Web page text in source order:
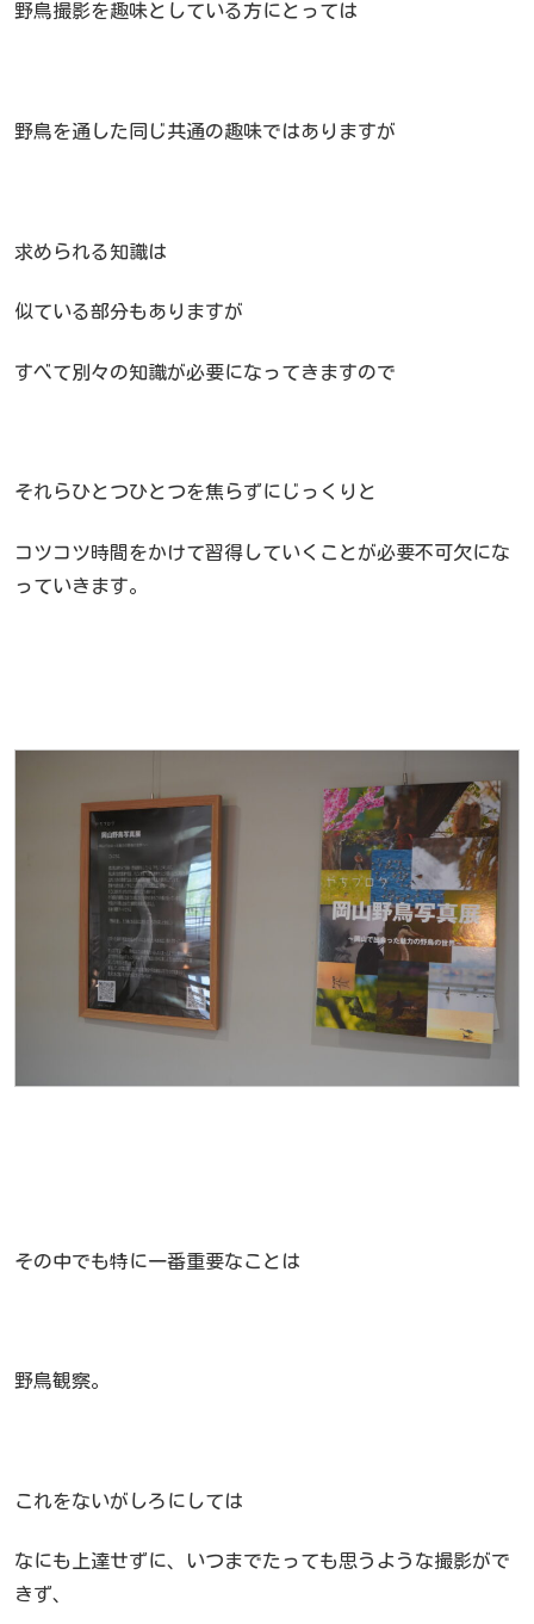
野鳥撮影を趣味としている方にとっては
野鳥を通した同じ共通の趣味ではありますが
求められる知識は
似ている部分もありますが
すべて別々の知識が必要になってきますので
それらひとつひとつを焦らずにじっくりと
コツコツ時間をかけて習得していくことが必要不可欠にな
っていきます。
その中でも特に一番重要なことは
野鳥観察。
これをないがしろにしては
なにも上達せずに、いつまでたっても思うような撮影がで
きず、